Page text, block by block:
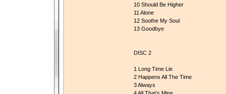
10 Should Be Higher
11 Alone
12 Soothe My Soul
13 Goodbye
DISC 2
1 Long Time Lie
2 Happens All The Time
3 Always